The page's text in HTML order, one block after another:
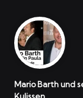
Mario Barth und
Kulissen